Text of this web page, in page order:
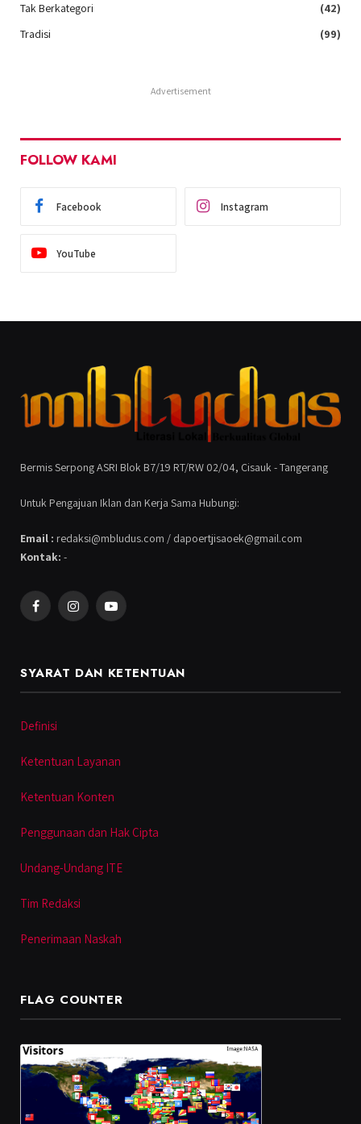
Tak Berkategori
(42)
Tradisi
(99)
Advertisement
FOLLOW KAMI
Facebook Instagram
YouTube
Bermis Serpong ASRI Blok B7/19 RT/RW 02/04, Cisauk - Tangerang
Untuk Pengajuan Iklan dan Kerja Sama Hubungi:
Email : redaksi@mbludus.com / dapoertjisaoek@gmail.com
Kontak: -
FacebookInstagramYouTube
SYARAT DAN KETENTUAN
Definisi
Ketentuan Layanan
Ketentuan Konten
Penggunaan dan Hak Cipta
Undang-Undang ITE
Tim Redaksi
Penerimaan Naskah
FLAG COUNTER